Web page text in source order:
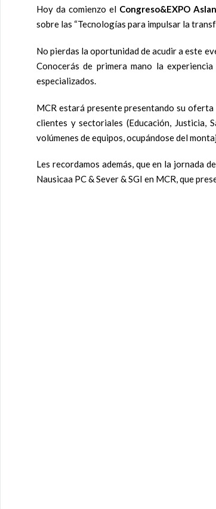
Hoy da comienzo el Congreso&EXPO
sobre las “Tecnologías para impulsar la
No pierdas la oportunidad de acudir a este
Conocerás de primera mano la
especializados.
MCR estará presente presentando su
clientes y sectoriales (Educación, Justicia,
volúmenes de equipos, ocupándose del
Les recordamos además, que en la jornada
Nausicaa PC & Sever & SGI en MCR, que